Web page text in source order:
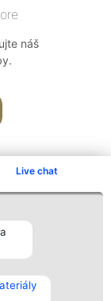
Live chat
náš